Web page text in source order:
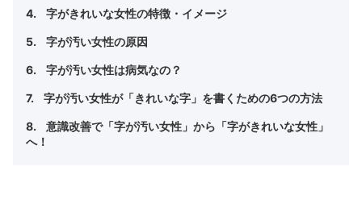
字がきれいな女性の特徴・イメージ
字が汚い女性の原因
字が汚い女性は病気なの？
字が汚い女性が「きれいな字」を書くための6つの方法
意識改善で「字が汚い女性」から「字がきれいな女性」
へ！